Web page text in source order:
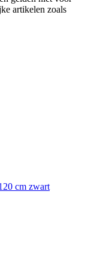
artikelen zoals
cm zwart